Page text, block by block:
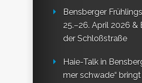
Bensberger
25.–26. April 2026 &
der Schloßstraße
Haie-Talk in
mer schwade“